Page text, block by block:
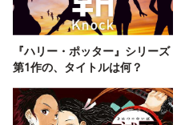
『ハリー・ポッター』シリーズ
第1作の、タイトルは何？